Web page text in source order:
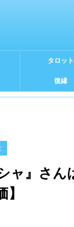
タロット
復縁
ャ』さん